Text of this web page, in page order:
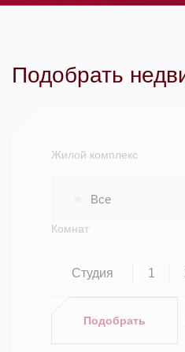
Подобрать
Жилой комплекс
Все
Комнат
Студия 1
Подобрать